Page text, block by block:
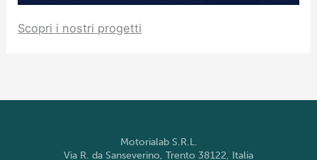
Scopri i nostri progetti
Motorialab S.R.L.
Via R. da Sanseverino, Trento 38122, Italia